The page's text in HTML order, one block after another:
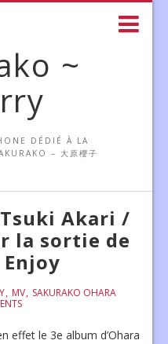
~
DÉDIÉ À LA
– 大原櫻子
Akari /
la sortie de
Enjoy
MV SAKURAKO OHARA
effet le 3e album d’Ohara